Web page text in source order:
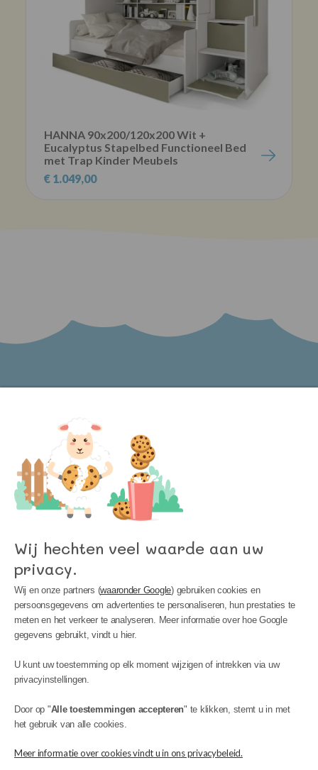
HANNA 90x200/120x200 Wit +
Eucalyptus Stapelbed Functioneel Bed
met Trap Kinder Meubels
€ 1.049,00
BIJSTAND
Wij hechten veel waarde aan uw
privacy.
Wij en onze partners (waaronder Google) gebruiken cookies en
persoonsgegevens om advertenties te personaliseren, hun prestaties te
meten en het verkeer te analyseren. Meer informatie over hoe Google
gegevens gebruikt, vindt u hier.
U kunt uw toestemming op elk moment wijzigen of intrekken via uw
privacyinstellingen.
Door op "Alle toestemmingen accepteren" te klikken, stemt u in met
het gebruik van alle cookies.
Meer informatie over cookies vindt u in ons privacybeleid.